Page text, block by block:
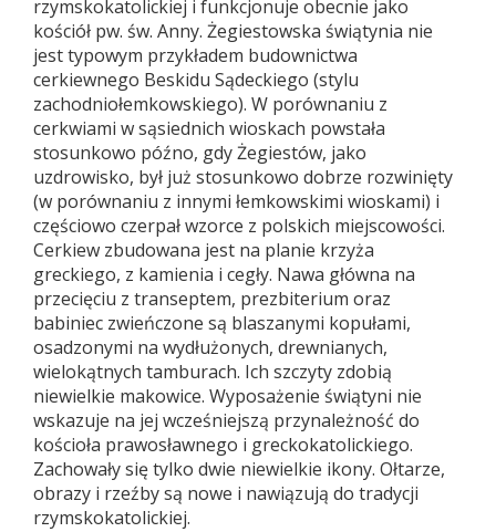
rzymskokatolickiej i funkcjonuje obecnie jako
kościół pw. św. Anny. Żegiestowska świątynia nie
jest typowym przykładem budownictwa
cerkiewnego Beskidu Sądeckiego (stylu
zachodniołemkowskiego). W porównaniu z
cerkwiami w sąsiednich wioskach powstała
stosunkowo późno, gdy Żegiestów, jako
uzdrowisko, był już stosunkowo dobrze rozwinięty
(w porównaniu z innymi łemkowskimi wioskami) i
częściowo czerpał wzorce z polskich miejscowości.
Cerkiew zbudowana jest na planie krzyża
greckiego, z kamienia i cegły. Nawa główna na
przecięciu z transeptem, prezbiterium oraz
babiniec zwieńczone są blaszanymi kopułami,
osadzonymi na wydłużonych, drewnianych,
wielokątnych tamburach. Ich szczyty zdobią
niewielkie makowice. Wyposażenie świątyni nie
wskazuje na jej wcześniejszą przynależność do
kościoła prawosławnego i greckokatolickiego.
Zachowały się tylko dwie niewielkie ikony. Ołtarze,
obrazy i rzeźby są nowe i nawiązują do tradycji
rzymskokatolickiej.